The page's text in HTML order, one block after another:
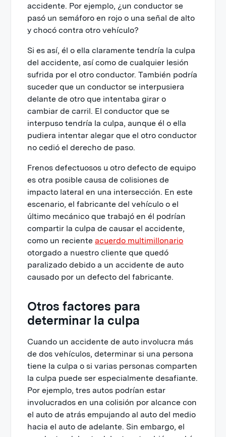
accidente. Por ejemplo, ¿un conductor se
pasó un semáforo en rojo o una señal de alto
y chocó contra otro vehículo?
Si es así, él o ella claramente tendría la culpa
del accidente, así como de cualquier lesión
sufrida por el otro conductor. También podría
suceder que un conductor se interpusiera
delante de otro que intentaba girar o
cambiar de carril. El conductor que se
interpuso tendría la culpa, aunque él o ella
pudiera intentar alegar que el otro conductor
no cedió el derecho de paso.
Frenos defectuosos u otro defecto de equipo
es otra posible causa de colisiones de
impacto lateral en una intersección. En este
escenario, el fabricante del vehículo o el
último mecánico que trabajó en él podrían
compartir la culpa de causar el accidente,
como un recienteacuerdo multimillonario
otorgado a nuestro cliente que quedó
paralizado debido a un accidente de auto
causado por un defecto del fabricante.
Otros factores para
determinar la culpa
Cuando un accidente de auto involucra más
de dos vehículos, determinar si una persona
tiene la culpa o si varias personas comparten
la culpa puede ser especialmente desafiante.
Por ejemplo, tres autos podrían estar
involucrados en una colisión por alcance con
el auto de atrás empujando al auto del medio
hacia el auto de adelante. Sin embargo, el